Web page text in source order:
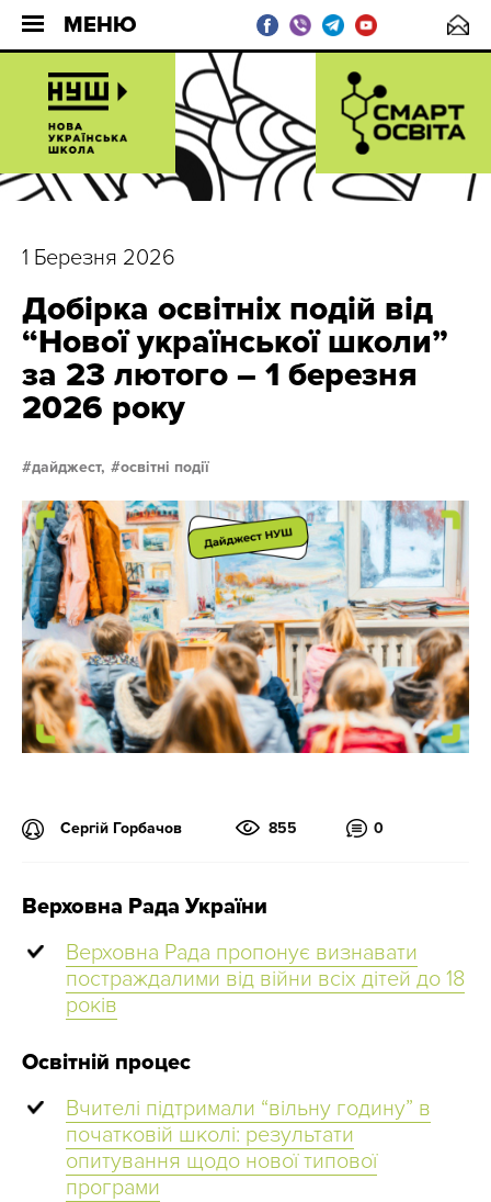
МЕНЮ
1 Березня 2026
Добірка освітніх подій від
“Нової української школи”
за 23 лютого – 1 березня
2026 року
дайджест, освітні події
Сергій Горбачов 855 0
Верховна Рада України
Верховна Рада пропонує визнавати
постраждалими від війни всіх дітей до 18
років
Освітній процес
Вчителі підтримали “вільну годину” в
початковій школі: результати
опитування щодо нової типової
програми